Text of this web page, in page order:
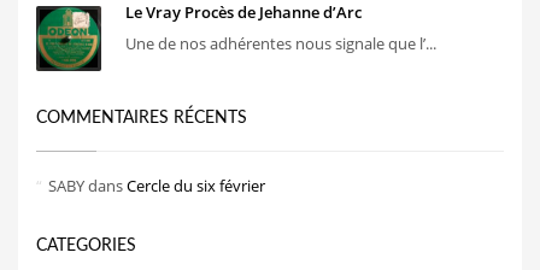
Le Vray Procès de Jehanne d’Arc
Une de nos adhérentes nous signale que l’...
COMMENTAIRES RÉCENTS
SABYdansCercle du six février
CATEGORIES